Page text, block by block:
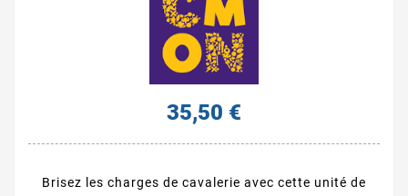
35,50 €
Brisez les charges de cavalerie avec cette unité de